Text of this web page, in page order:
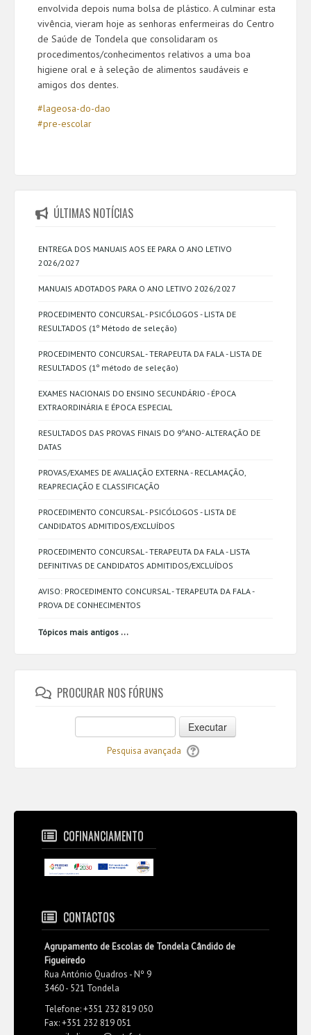
envolvida depois numa bolsa de plástico. A culminar esta
vivência, vieram hoje as senhoras enfermeiras do Centro
de Saúde de Tondela que consolidaram os
procedimentos/conhecimentos relativos a uma boa
higiene oral e à seleção de alimentos saudáveis e
amigos dos dentes.
#lageosa-do-dao
#pre-escolar
ÚLTIMAS NOTÍCIAS
ENTREGA DOS MANUAIS AOS EE PARA O ANO LETIVO
2026/2027
MANUAIS ADOTADOS PARA O ANO LETIVO 2026/2027
PROCEDIMENTO CONCURSAL - PSICÓLOGOS - LISTA DE
RESULTADOS (1º Método de seleção)
PROCEDIMENTO CONCURSAL - TERAPEUTA DA FALA - LISTA DE
RESULTADOS (1º método de seleção)
EXAMES NACIONAIS DO ENSINO SECUNDÁRIO - ÉPOCA
EXTRAORDINÁRIA E ÉPOCA ESPECIAL
RESULTADOS DAS PROVAS FINAIS DO 9ºANO- ALTERAÇÃO DE
DATAS
PROVAS/EXAMES DE AVALIAÇÃO EXTERNA - RECLAMAÇÃO,
REAPRECIAÇÃO E CLASSIFICAÇÃO
PROCEDIMENTO CONCURSAL - PSICÓLOGOS - LISTA DE
CANDIDATOS ADMITIDOS/EXCLUÍDOS
PROCEDIMENTO CONCURSAL - TERAPEUTA DA FALA - LISTA
DEFINITIVAS DE CANDIDATOS ADMITIDOS/EXCLUÍDOS
AVISO: PROCEDIMENTO CONCURSAL - TERAPEUTA DA FALA -
PROVA DE CONHECIMENTOS
Tópicos mais antigos ...
PROCURAR NOS FÓRUNS
Executar
Pesquisa avançada
COFINANCIAMENTO
CONTACTOS
Agrupamento de Escolas de Tondela Cândido de
Figueiredo
Rua António Quadros - Nº 9
3460 - 521 Tondela
Telefone: +351 232 819 050
Fax: +351 232 819 051